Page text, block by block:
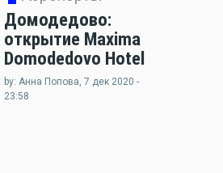
Домодедово:
открытие Maxima
Domodedovo Hotel
by: Анна Попова, 7 дек 2020 -
23:58